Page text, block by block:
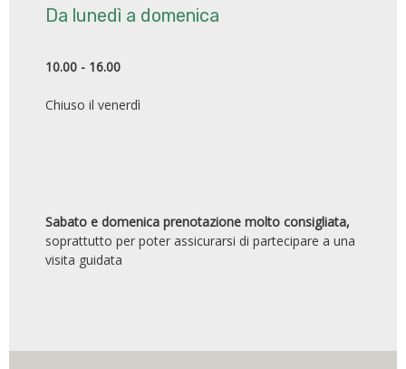
Da lunedì a domenica
10.00 - 16.00
Chiuso il venerdì
Sabato e domenica prenotazione molto consigliata,
soprattutto per poter assicurarsi di partecipare a una
visita guidata